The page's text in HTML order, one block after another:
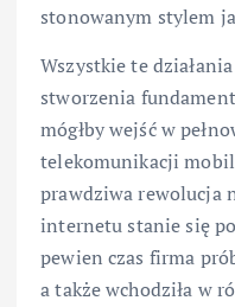
stonowanym stylem
Wszystkie te
stworzenia
mógłby wejść w
telekomunikacji
prawdziwa rewolucja
internetu stanie się
pewien czas firma
a także wchodziła w